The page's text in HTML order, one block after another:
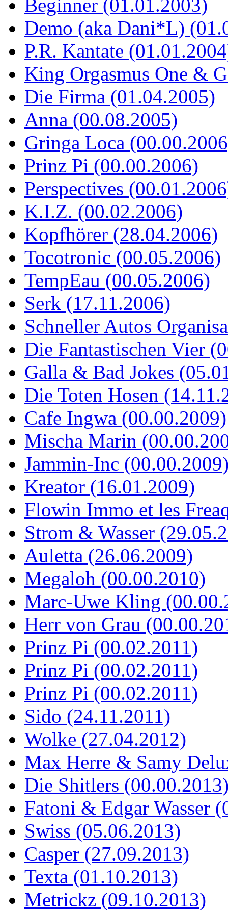
Beginner (01.01.2003)
Demo (aka Dani*L)
P.R. Kantate
King Orgasmus One &
Die Firma (01.04.2005)
Anna (00.08.2005)
Gringa Loca
Prinz Pi (00.00.2006)
Perspectives
K.I.Z. (00.02.2006)
Kopfhörer (28.04.2006)
Tocotronic (00.05.2006)
TempEau (00.05.2006)
Serk (17.11.2006)
Schneller Autos
Die Fantastischen Vier
Galla & Bad Jokes
Die Toten Hosen
Cafe Ingwa (00.00.2009)
Mischa Marin
Jammin-Inc
Kreator (16.01.2009)
Flowin Immo et les
Strom & Wasser
Auletta (26.06.2009)
Megaloh (00.00.2010)
Marc-Uwe Kling
Herr von Grau
Prinz Pi (00.02.2011)
Prinz Pi (00.02.2011)
Prinz Pi (00.02.2011)
Sido (24.11.2011)
Wolke (27.04.2012)
Max Herre & Samy
Die Shitlers
Fatoni & Edgar Wasser
Swiss (05.06.2013)
Casper (27.09.2013)
Texta (01.10.2013)
Metrickz (09.10.2013)